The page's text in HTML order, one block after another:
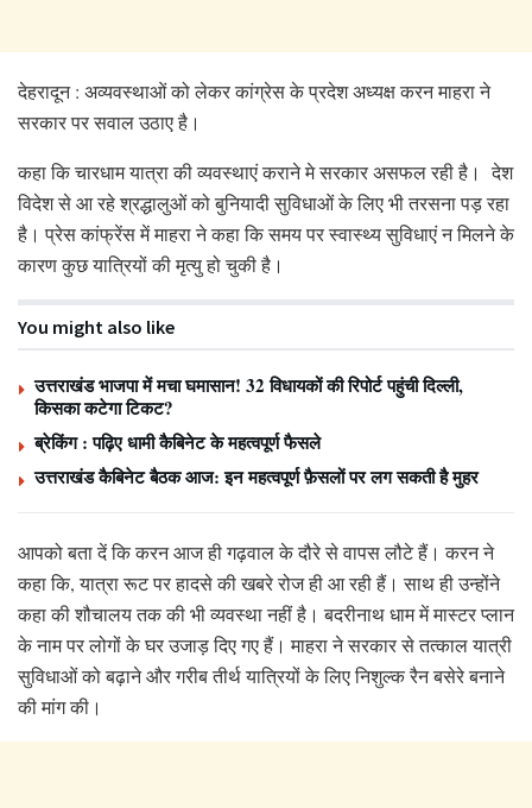
देहरादून : अव्यवस्थाओं को लेकर कांग्रेस के प्रदेश अध्यक्ष करन माहरा ने
सरकार पर सवाल उठाए है।
कहा कि चारधाम यात्रा की व्यवस्थाएं कराने मे सरकार असफल रही है। देश
विदेश से आ रहे श्रद्धालुओं को बुनियादी सुविधाओं के लिए भी तरसना पड़ रहा
है। प्रेस कांफ्रेंस में माहरा ने कहा कि समय पर स्वास्थ्य सुविधाएं न मिलने के
कारण कुछ यात्रियों की मृत्यु हो चुकी है।
You might also like
उत्तराखंड भाजपा में मचा घमासान! 32 विधायकों की रिपोर्ट पहुंची दिल्ली,
किसका कटेगा टिकट?
ब्रेकिंग : पढ़िए धामी कैबिनेट के महत्वपूर्ण फैसले
उत्तराखंड कैबिनेट बैठक आज: इन महत्वपूर्ण फ़ैसलों पर लग सकती है मुहर
आपको बता दें कि करन आज ही गढ़वाल के दौरे से वापस लौटे हैं। करन ने
कहा कि, यात्रा रूट पर हादसे की खबरे रोज ही आ रही हैं। साथ ही उन्होंने
कहा की शौचालय तक की भी व्यवस्था नहीं है। बदरीनाथ धाम में मास्टर प्लान
के नाम पर लोगों के घर उजाड़ दिए गए हैं। माहरा ने सरकार से तत्काल यात्री
सुविधाओं को बढ़ाने और गरीब तीर्थ यात्रियों के लिए निशुल्क रैन बसेरे बनाने
की मांग की।